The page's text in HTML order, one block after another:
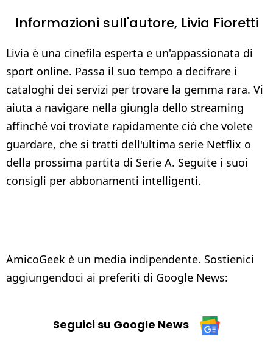
Informazioni sull'autore, Livia Fioretti
Livia è una cinefila esperta e un'appassionata di
sport online. Passa il suo tempo a decifrare i
cataloghi dei servizi per trovare la gemma rara. Vi
aiuta a navigare nella giungla dello streaming
affinché voi troviate rapidamente ciò che volete
guardare, che si tratti dell'ultima serie Netflix o
della prossima partita di Serie A. Seguite i suoi
consigli per abbonamenti intelligenti.
AmicoGeek è un media indipendente. Sostienici
aggiungendoci ai preferiti di Google News:
Seguici su Google News